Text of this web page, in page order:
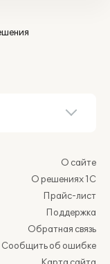
О сайте
О решениях 1С
Прайс-лист
Поддержка
Обратная связь
Сообщить об ошибке